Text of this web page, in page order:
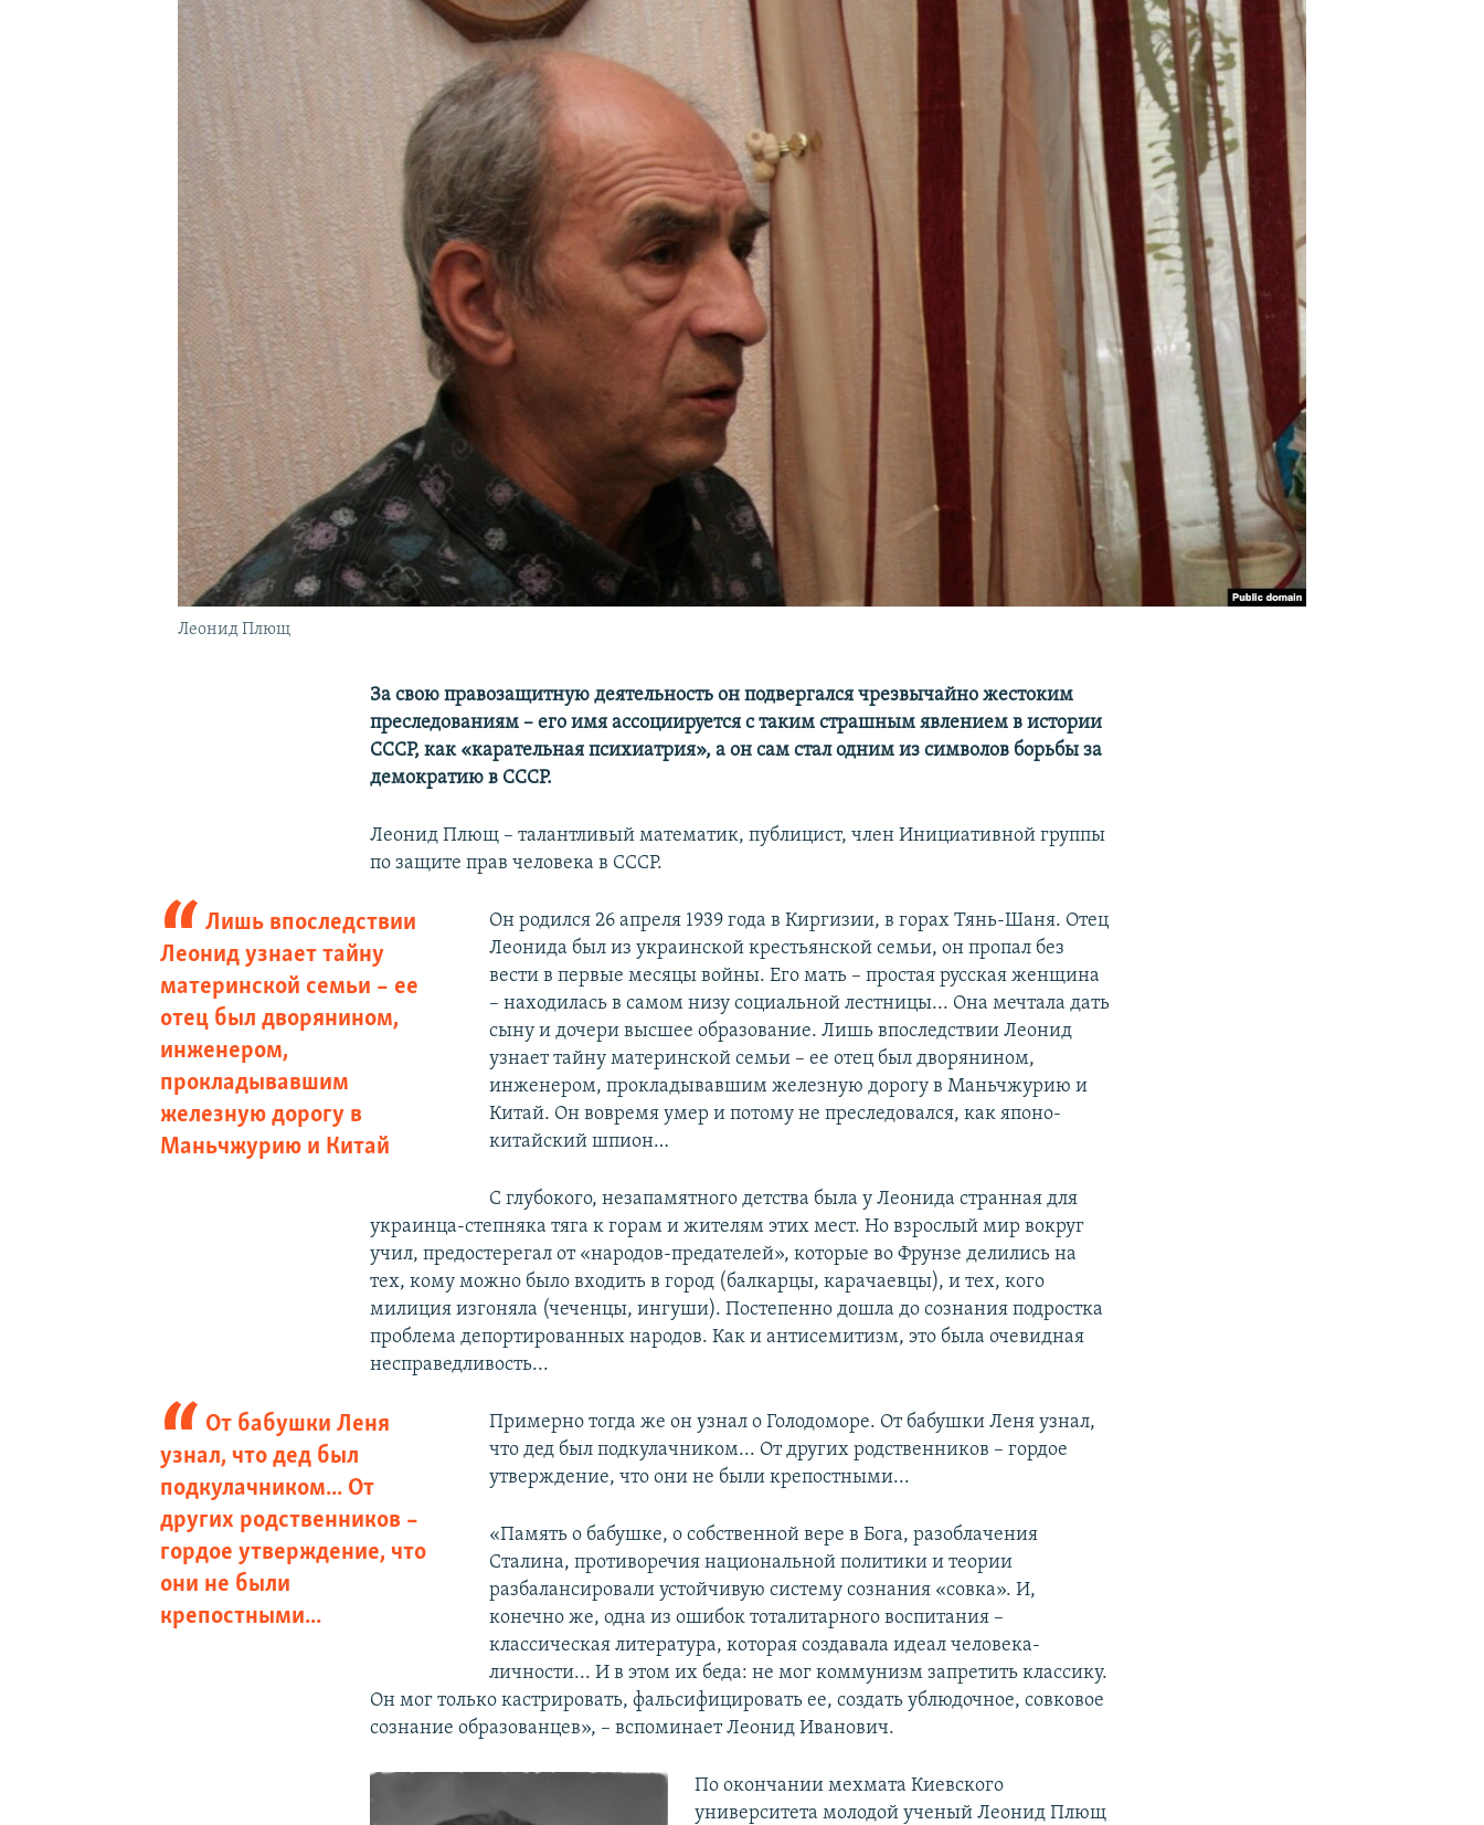
Леонид Плющ
За свою правозащитную деятельность он подвергался чрезвычайно жестоким
преследованиям – его имя ассоциируется с таким страшным явлением в истории
СССР, как «карательная психиатрия», а он сам стал одним из символов борьбы за
демократию в СССР.
Леонид Плющ – талантливый математик, публицист, член Инициативной группы
по защите прав человека в СССР.
Лишь впоследствии
Леонид узнает тайну
материнской семьи – ее
отец был дворянином,
инженером,
прокладывавшим
железную дорогу в
Маньчжурию и Китай
Он родился 26 апреля 1939 года в Киргизии, в горах Тянь-Шаня. Отец
Леонида был из украинской крестьянской семьи, он пропал без
вести в первые месяцы войны. Его мать – простая русская женщина
– находилась в самом низу социальной лестницы... Она мечтала дать
сыну и дочери высшее образование. Лишь впоследствии Леонид
узнает тайну материнской семьи – ее отец был дворянином,
инженером, прокладывавшим железную дорогу в Маньчжурию и
Китай. Он вовремя умер и потому не преследовался, как японо-
китайский шпион…
С глубокого, незапамятного детства была у Леонида странная для
украинца-степняка тяга к горам и жителям этих мест. Но взрослый мир вокруг
учил, предостерегал от «народов-предателей», которые во Фрунзе делились на
тех, кому можно было входить в город (балкарцы, карачаевцы), и тех, кого
милиция изгоняла (чеченцы, ингуши). Постепенно дошла до сознания подростка
проблема депортированных народов. Как и антисемитизм, это была очевидная
несправедливость...
От бабушки Леня
узнал, что дед был
подкулачником... От
других родственников –
гордое утверждение, что
они не были
крепостными...
Примерно тогда же он узнал о Голодоморе. От бабушки Леня узнал,
что дед был подкулачником... От других родственников – гордое
утверждение, что они не были крепостными...
«Память о бабушке, о собственной вере в Бога, разоблачения
Сталина, противоречия национальной политики и теории
разбалансировали устойчивую систему сознания «совка». И,
конечно же, одна из ошибок тоталитарного воспитания –
классическая литература, которая создавала идеал человека-
личности... И в этом их беда: не мог коммунизм запретить классику.
Он мог только кастрировать, фальсифицировать ее, создать ублюдочное, совковое
сознание образованцев», – вспоминает Леонид Иванович.
По окончании мехмата Киевского
университета молодой ученый Леонид Плющ